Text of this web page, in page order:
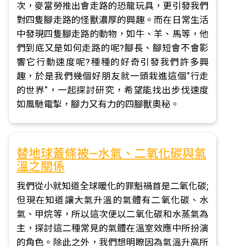
次，麥當勞推出會走路的恐龍玩具，更引發我們
對四隻腳走路的怪獸濃厚的興趣。而在日常生活
中發現四隻腳走路的動物，如牛、羊、馬等，他
們到底又是如何走路的呢?腳長、腳短會不會影
響它行動速度呢?種種的好奇引發我們許多興
趣，於是我們幾個好朋友就一頭栽進這個"行走
的世界"，一起探討研究，希望能找出步伐速度
如風馳電掣，腳力又有力的四腳獸奧秘。
替地球蓋條被—水氣、二氧化碳與氣
溫之關係
我們從小就知道全球暖化的罪魁禍首是二氧化碳;
但現在知道讓大氣升溫的氣體有二氧化碳、水
氣、甲烷等，所以這次便以二氧化碳和水蒸氣為
主，探討這二種常見的氣體在溫室效應中所扮演
的角色。除此之外，我們想明瞭因為氣溫升高所